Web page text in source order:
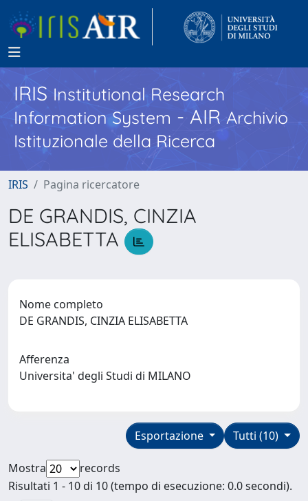
IRISInstitutional Research
Information System - AIR Archivio
Istituzionale della Ricerca
IRIS Pagina ricercatore
DE GRANDIS, CINZIA
ELISABETTA
Nome completo
DE GRANDIS, CINZIA ELISABETTA
Afferenza
Universita' degli Studi di MILANO
Tutti (10)
Esportazione
Mostra
records
Risultati 1 - 10 di 10 (tempo di esecuzione: 0.0 secondi).